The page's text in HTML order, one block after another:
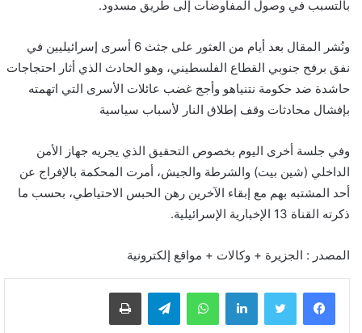
بالتسبب في وصول المفاوضات إلى طريق مسدود.
ونُشر المقال بعد أيام من العثور على جثث 6 أسرى إسرائيليين في
نفق برفح جنوبي القطاع الفلسطيني، وهو الحادث الذي أثار احتجاجات
حاشدة ضد حكومة نتنياهو وأجج غضب عائلات الأسرى التي اتهمته
بإفشال محادثات وقف إطلاق النار لأسباب سياسية
وفي جلسة أخرى اليوم بخصوص التحقيق الذي يجريه جهاز الأمن
الداخلي (شين بيت) والشرطة والجيش، أمرت المحكمة بالإفراج عن
أحد المشتبه بهم مع إبقاء الآخرين رهن الحبس الاحتياطي، بحسب ما
ذكرته القناة 13 الإخبارية الإسرائيلية.
المصدر : الجزيرة + وكالات + مواقع إلكترونية
لينكدإن واتساب